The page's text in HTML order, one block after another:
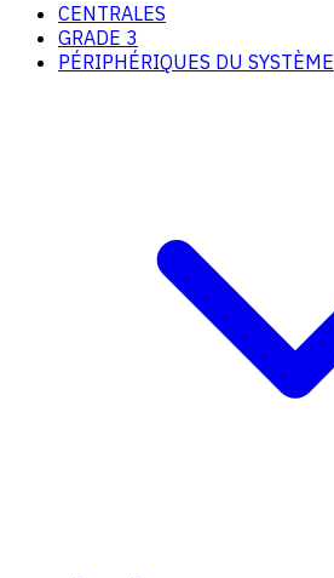
CENTRALES
GRADE 3
PÉRIPHÉRIQUES DU SYSTÈME